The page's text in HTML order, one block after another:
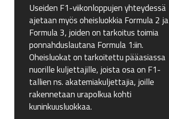
Useiden F1-viikonloppujen yhteydessä
ajetaan myös oheisluokkia Formula 2 ja
Formula 3, joiden on tarkoitus toimia
ponnahduslautana Formula 1:iin.
Oheisluokat on tarkoitettu pääasiassa
nuorille kuljettajille, joista osa on F1-
tallien ns. akatemiakuljettajia, joille
rakennetaan urapolkua kohti
kuninkuusluokkaa.